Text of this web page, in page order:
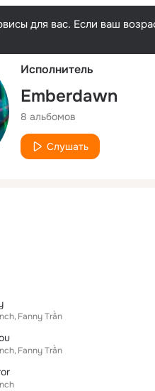
для вас. Если ваш
Исполнитель
Emberdawn
8 альбомов
Слушать
Fanny Trần
Fanny Trần